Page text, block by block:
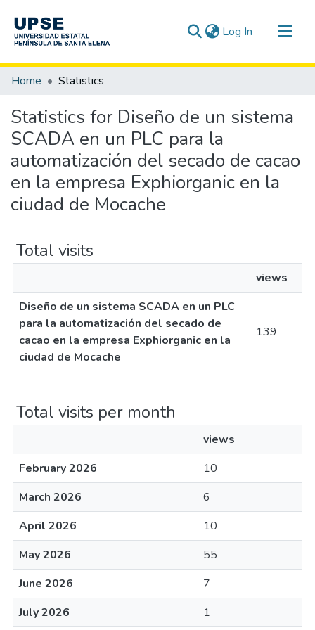
Log In (current)
Communities & Collections
Home Statistics
Statistics for Diseño de un sistema
SCADA en un PLC para la
automatización del secado de cacao
en la empresa Exphiorganic en la
ciudad de Mocache
Total visits
views
Diseño de un sistema SCADA en un PLC
para la automatización del secado de
cacao en la empresa Exphiorganic en la
ciudad de Mocache
139
Total visits per month
views
February 2026
10
March 2026
6
April 2026
10
May 2026
55
June 2026
7
July 2026
1